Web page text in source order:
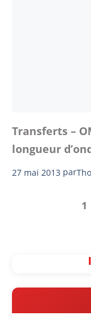
Transferts –
longueur
27 mai 2013 par
1